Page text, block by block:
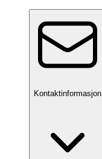
Kontaktinformasjon